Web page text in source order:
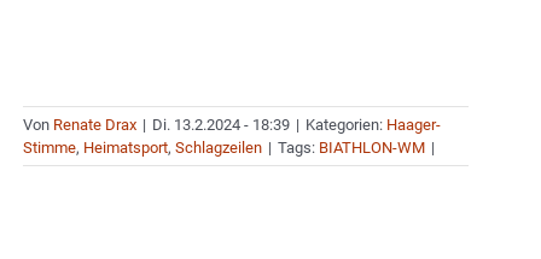
Von Renate Drax | Di. 13.2.2024 - 18:39 | Kategorien: Haager-
Stimme, Heimatsport, Schlagzeilen | Tags: BIATHLON-WM |